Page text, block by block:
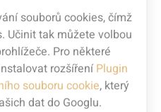
souborů cookies, čímž
Učinit tak můžete volbou
Pro některé
rozšířeníPlugin
souboru cookie, který
dat do Googlu.